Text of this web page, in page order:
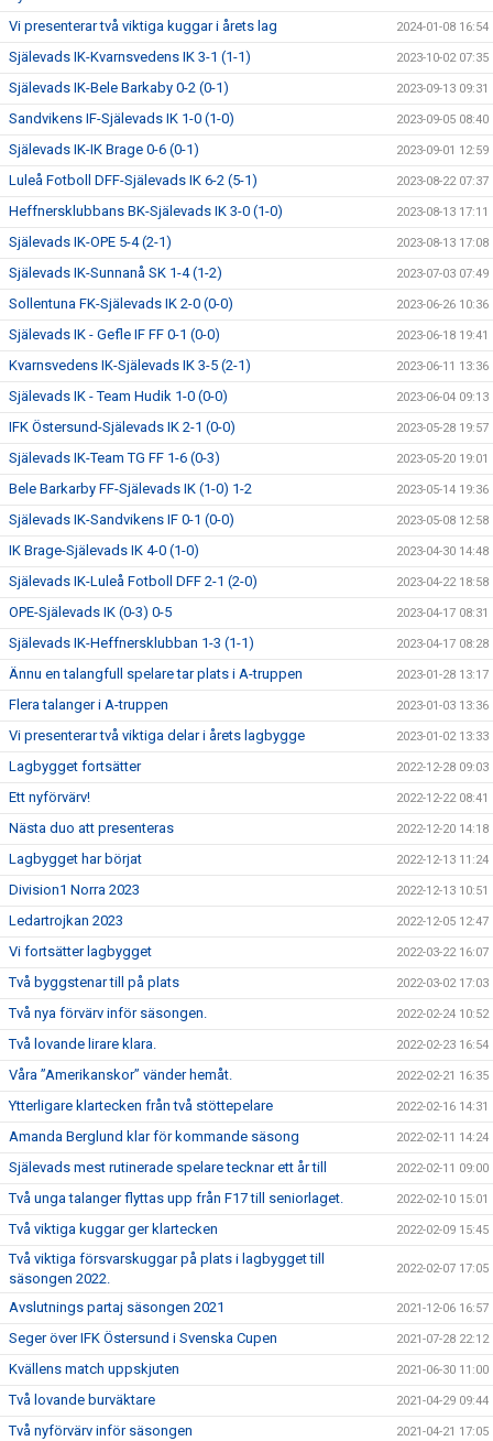
Vi presenterar två viktiga kuggar i årets lag 2024-01-08 16:54
Själevads IK-Kvarnsvedens IK 3-1 (1-1) 2023-10-02 07:35
Själevads IK-Bele Barkaby 0-2 (0-1) 2023-09-13 09:31
Sandvikens IF-Själevads IK 1-0 (1-0) 2023-09-05 08:40
Själevads IK-IK Brage 0-6 (0-1) 2023-09-01 12:59
Luleå Fotboll DFF-Själevads IK 6-2 (5-1) 2023-08-22 07:37
Heffnersklubbans BK-Själevads IK 3-0 (1-0) 2023-08-13 17:11
Själevads IK-OPE 5-4 (2-1) 2023-08-13 17:08
Själevads IK-Sunnanå SK 1-4 (1-2) 2023-07-03 07:49
Sollentuna FK-Själevads IK 2-0 (0-0) 2023-06-26 10:36
Själevads IK - Gefle IF FF 0-1 (0-0) 2023-06-18 19:41
Kvarnsvedens IK-Själevads IK 3-5 (2-1) 2023-06-11 13:36
Själevads IK - Team Hudik 1-0 (0-0) 2023-06-04 09:13
IFK Östersund-Själevads IK 2-1 (0-0) 2023-05-28 19:57
Själevads IK-Team TG FF 1-6 (0-3) 2023-05-20 19:01
Bele Barkarby FF-Själevads IK (1-0) 1-2 2023-05-14 19:36
Själevads IK-Sandvikens IF 0-1 (0-0) 2023-05-08 12:58
IK Brage-Själevads IK 4-0 (1-0) 2023-04-30 14:48
Själevads IK-Luleå Fotboll DFF 2-1 (2-0) 2023-04-22 18:58
OPE-Själevads IK (0-3) 0-5 2023-04-17 08:31
Själevads IK-Heffnersklubban 1-3 (1-1) 2023-04-17 08:28
Ännu en talangfull spelare tar plats i A-truppen 2023-01-28 13:17
Flera talanger i A-truppen 2023-01-03 13:36
Vi presenterar två viktiga delar i årets lagbygge 2023-01-02 13:33
Lagbygget fortsätter 2022-12-28 09:03
Ett nyförvärv! 2022-12-22 08:41
Nästa duo att presenteras 2022-12-20 14:18
Lagbygget har börjat 2022-12-13 11:24
Division1 Norra 2023 2022-12-13 10:51
Ledartrojkan 2023 2022-12-05 12:47
Vi fortsätter lagbygget 2022-03-22 16:07
Två byggstenar till på plats 2022-03-02 17:03
Två nya förvärv inför säsongen. 2022-02-24 10:52
Två lovande lirare klara. 2022-02-23 16:54
Våra ”Amerikanskor” vänder hemåt. 2022-02-21 16:35
Ytterligare klartecken från två stöttepelare 2022-02-16 14:31
Amanda Berglund klar för kommande säsong 2022-02-11 14:24
Själevads mest rutinerade spelare tecknar ett år till 2022-02-11 09:00
Två unga talanger flyttas upp från F17 till seniorlaget. 2022-02-10 15:01
Två viktiga kuggar ger klartecken 2022-02-09 15:45
Två viktiga försvarskuggar på plats i lagbygget till
säsongen 2022.
2022-02-07 17:05
Avslutnings partaj säsongen 2021 2021-12-06 16:57
Seger över IFK Östersund i Svenska Cupen 2021-07-28 22:12
Kvällens match uppskjuten 2021-06-30 11:00
Två lovande burväktare 2021-04-29 09:44
Två nyförvärv inför säsongen 2021-04-21 17:05